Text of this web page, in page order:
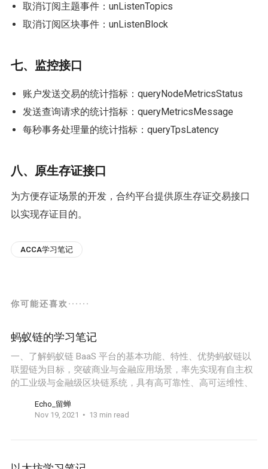
取消订阅主题事件：unListenTopics
取消订阅区块事件：unListenBlock
七、监控接口
账户发送交易的统计指标：queryNodeMetricsStatus
发送查询请求的统计指标：queryMetricsMessage
每秒事务处理量的统计指标：queryTpsLatency
八、原生存证接口
为方便存证场景的开发，合约平台提供原生存证交易接口
以实现存证目的。
ACCA学习笔记
你可能还喜欢······
蚂蚁链的学习笔记
一、了解蚂蚁链 BaaS 平台的基本功能、特性、优势蚂蚁链以
联盟链为目标，突破商业与金融应用场景，率先实现有自主权
的工业级与金融级区块链系统，具有高可靠性、高可运维性、
Echo_留蝉
Nov 19, 2021
13 min read